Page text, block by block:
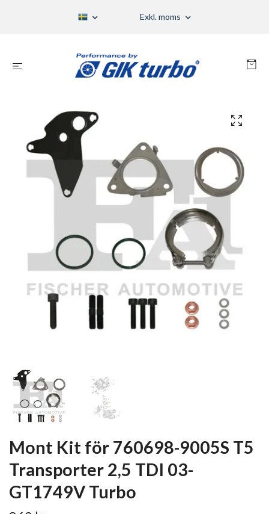
Exkl. moms
Mont Kit för 760698-9005S T5
Transporter 2,5 TDI 03-
GT1749V Turbo